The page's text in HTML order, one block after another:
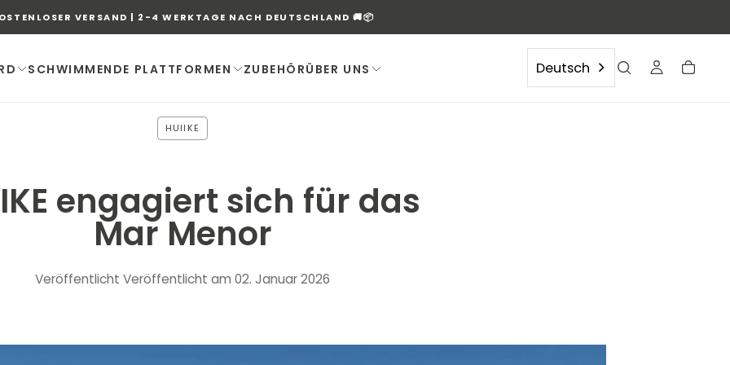
VERSAND | 2-4 WERKTAGE NACH DEUTSCHLAND 🚚📦
SCHWIMMENDE PLATTFORMEN ZUBEHÖRÜBER UNS Deutsch
HUIIKE
engagiert sich für das
Mar Menor
Veröffentlicht Veröffentlicht am 02. Januar 2026